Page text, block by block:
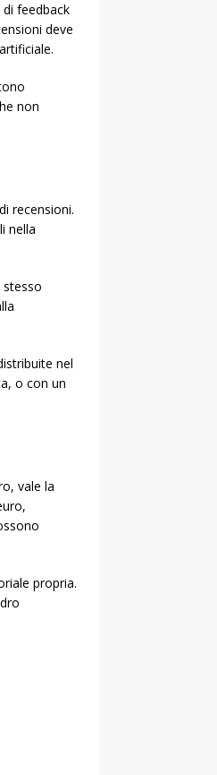
feedback
deve
non
recensioni.
nella
nel
o con un
vale la
propria.